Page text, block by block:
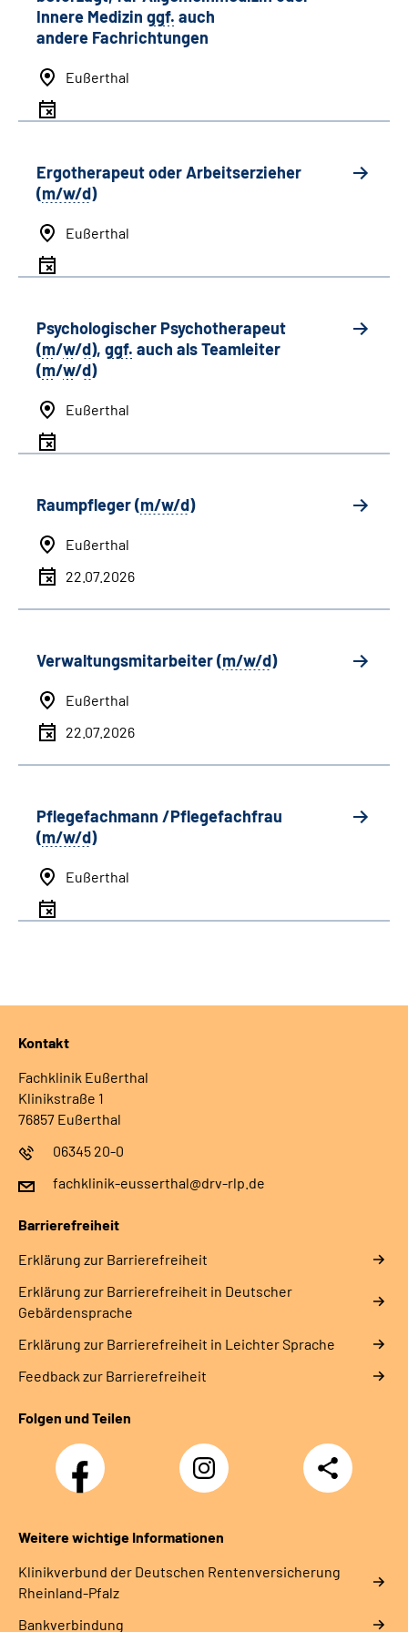
Innere Medizin ggf. auch
andere Fachrichtungen
Eußerthal
Ergotherapeut oder Arbeitserzieher
(m/w/d)
Eußerthal
Psychologischer Psychotherapeut
(m/w/d), ggf. auch alsTeamleiter
(m/w/d)
Eußerthal
Raumpfleger (m/w/d)
Eußerthal
22.07.2026
Verwaltungsmitarbeiter (m/w/d)
Eußerthal
22.07.2026
Pflegefachmann /Pflegefachfrau
(m/w/d)
Eußerthal
Kontakt
Fachklinik Eußerthal
Klinikstraße 1
76857 Eußerthal
06345 20-0
fachklinik-eusserthal@drv-rlp.de
Barrierefreiheit
Erklärung zur Barrierefreiheit
Erklärung zur Barrierefreiheit in Deutscher
Gebärdensprache
Erklärung zur Barrierefreiheit in Leichter Sprache
Feedback zur Barrierefreiheit
Folgen und Teilen
Facebook
Instagram
DRV
Nachwuchskräfte
Teilen
Weitere wichtige Informationen
Klinikverbund der Deutschen Rentenversicherung
Rheinland-Pfalz
Bankverbindung